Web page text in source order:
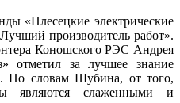
«Плесецкие электрические
производитель работ».
Коношского РЭС Андрея
отметил за лучшее знание
По словам Шубина, от того,
являются слаженными и